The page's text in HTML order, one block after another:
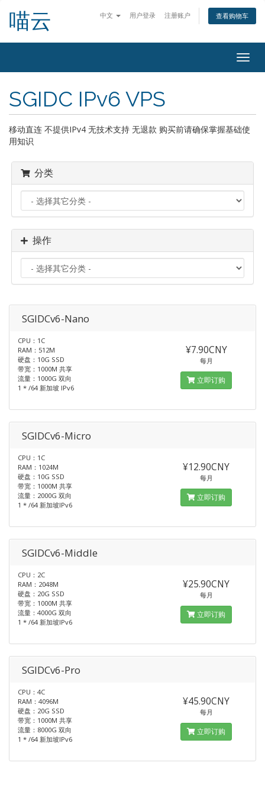
中文 用户登录 注册账户 查看购物车
喵云
切
换
SGIDC IPv6 VPS
移动直连 不提供IPv4 无技术支持 无退款 购买前请确保掌握基础使
用知识
分类
操作
SGIDCv6-Nano
CPU：1C
RAM：512M
硬盘：10G SSD
带宽：1000M 共享
流量：1000G 双向
1 * /64 新加坡 IPv6
¥7.90CNY
每月
立即订购
SGIDCv6-Micro
CPU：1C
RAM：1024M
硬盘：10G SSD
带宽：1000M 共享
流量：2000G 双向
1 * /64 新加坡IPv6
¥12.90CNY
每月
立即订购
SGIDCv6-Middle
CPU：2C
RAM：2048M
硬盘：20G SSD
带宽：1000M 共享
流量：4000G 双向
1 * /64 新加坡IPv6
¥25.90CNY
每月
立即订购
SGIDCv6-Pro
CPU：4C
RAM：4096M
硬盘：20G SSD
带宽：1000M 共享
流量：8000G 双向
1 * /64 新加坡IPv6
¥45.90CNY
每月
立即订购